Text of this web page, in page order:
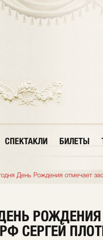
СПЕКТАКЛИ БИЛЕТЫ
День Рождения отмечает
СЕРГЕЙ